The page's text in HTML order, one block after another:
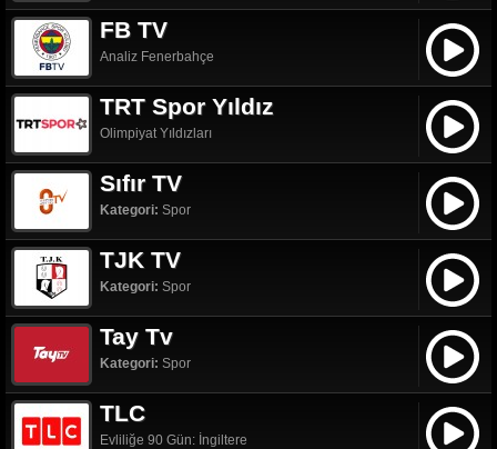
FB TV
Analiz Fenerbahçe
TRT Spor Yıldız
Olimpiyat Yıldızları
Sıfır TV
Kategori: Spor
TJK TV
Kategori: Spor
Tay Tv
Kategori: Spor
TLC
Evliliğe 90 Gün: İngiltere